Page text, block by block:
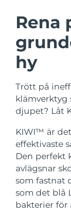
Rena
hy
Trött på
klämverktyg
djupet? Låt
KIWI™ är
effektivaste
Den perfekt
avlägsnar
som fastnat
som det blå
bakterier
Återfuktning
FAQ™
Anti-aging
Australien
Österrike
Bahrain
Belgien
Bosnien och
Hercegovina
Brunei
Bulgarien